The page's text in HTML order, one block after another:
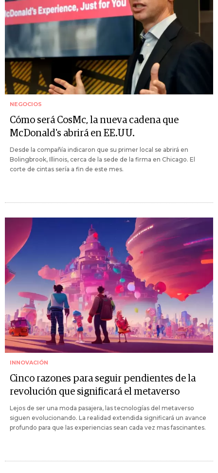
NEGOCIOS
Cómo será CosMc, la nueva cadena que
McDonald's abrirá en EE.UU.
Desde la compañía indicaron que su primer local se abrirá en
Bolingbrook, Illinois, cerca de la sede de la firma en Chicago. El
corte de cintas sería a fin de este mes.
INNOVACIÓN
Cinco razones para seguir pendientes de la
revolución que significará el metaverso
Lejos de ser una moda pasajera, las tecnologías del metaverso
siguen evolucionando. La realidad extendida significará un avance
profundo para que las experiencias sean cada vez mas fascinantes.